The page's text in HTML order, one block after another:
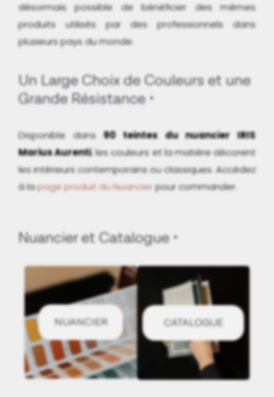
désormais possible de bénéficier des mêmes
produits utilisés par des professionnels dans
plusieurs pays du monde.
Un Large Choix de Couleurs et une
Grande Résistance
Disponible dans90 teintes du nuancier IRIS
Marius Aurenti, les couleurs et la matière décorent
les intérieurs contemporains ou classiques. Accédez
à lapage produit du Nuancierpour commander.
Nuancier et Catalogue
NUANCIER CATALOGUE